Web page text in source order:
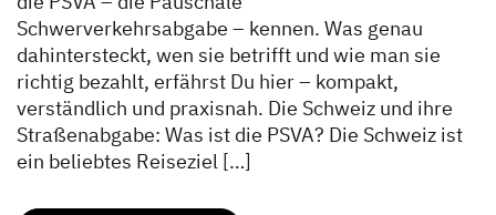
Schwerverkehrsabgabe – kennen. Was genau
dahintersteckt, wen sie betrifft und wie man sie
richtig bezahlt, erfährst Du hier – kompakt,
verständlich und praxisnah. Die Schweiz und ihre
Straßenabgabe: Was ist die PSVA? Die Schweiz ist
ein beliebtes Reiseziel […]